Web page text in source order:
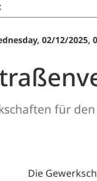
02/12/2025,
für
Die